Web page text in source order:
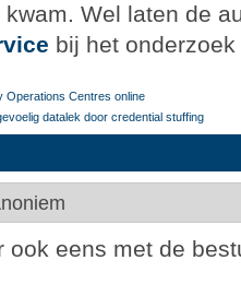
Wel laten de
bij het
Operations Centres online
datalek door credential stuffing
ook eens met de